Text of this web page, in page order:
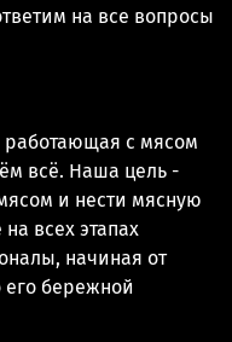
на все вопросы
с мясом
всё. Наша цель -
и нести мясную
всех этапах
начиная от
бережной